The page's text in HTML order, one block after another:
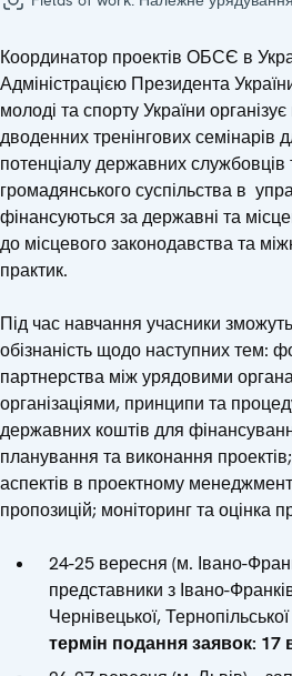
Координатор проектів ОБСЄ в
Адміністрацією Президента
молоді та спорту України
дводенних тренінгових семінарів
потенціалу державних службовців
громадянського суспільства в
фінансуються за державні та
до місцевого законодавства та
практик.
Під час навчання учасники
обізнаність щодо наступних тем:
партнерства між урядовими
організаціями, принципи та
державних коштів для
планування та виконання
аспектів в проектному
пропозицій; моніторинг та оцінка
24-25 вересня (м. Івано-
представники з Івано-
Чернівецької,
термін подання заявок: 17